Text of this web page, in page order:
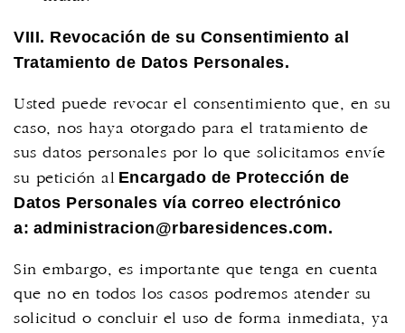
VIII. Revocación de su Consentimiento al
Tratamiento de Datos Personales.
Usted puede revocar el consentimiento que, en su
caso, nos haya otorgado para el tratamiento de
sus datos personales por lo que solicitamos envíe
su petición al Encargado de Protección de
Datos Personales vía correo electrónico
a: administracion@rbaresidences.com.
Sin embargo, es importante que tenga en cuenta
que no en todos los casos podremos atender su
solicitud o concluir el uso de forma inmediata, ya